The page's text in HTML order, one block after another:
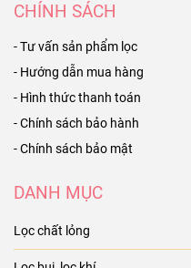
CHÍNH SÁCH
- Tư vấn sản phẩm lọc
- Hướng dẫn mua hàng
- Hình thức thanh toán
- Chính sách bảo hành
- Chính sách bảo mật
DANH MỤC
Lọc chất lỏng